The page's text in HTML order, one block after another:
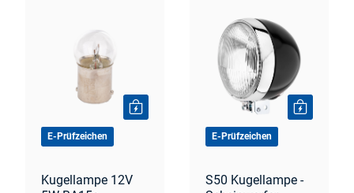
E-Prüfzeichen
Kugellampe 12V
E-Prüfzeichen
S50 Kugellampe -